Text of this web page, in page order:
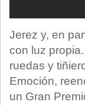
Jerez y, en
con luz
ruedas y
Emoción,
un Gran